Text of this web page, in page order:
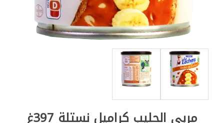
مربى الحليب كراميل نستلة 397غ